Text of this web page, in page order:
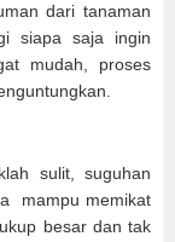
dari tanaman
siapa saja ingin
mudah, proses
sulit, suguhan
mampu memikat
besar dan tak